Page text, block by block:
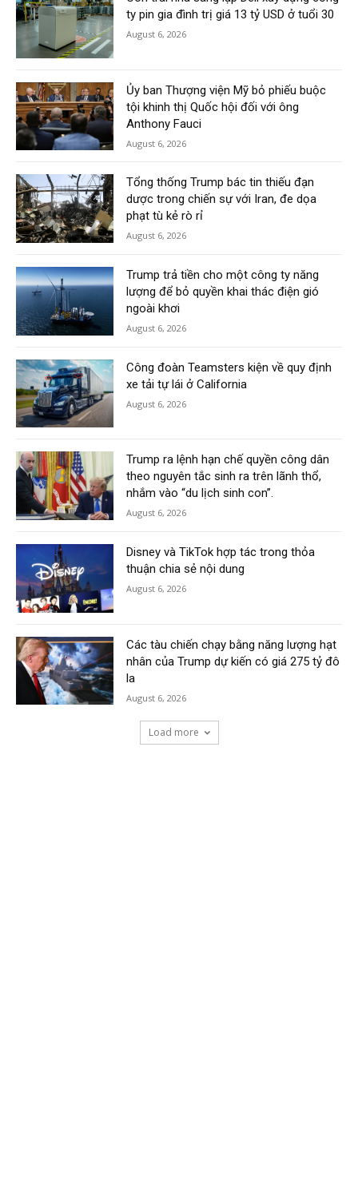
ty pin gia đình trị giá 13 tỷ USD ở tuổi 30
August 6, 2026
Ủy ban Thượng viện Mỹ bỏ phiếu buộc
tội khinh thị Quốc hội đối với ông
Anthony Fauci
August 6, 2026
Tổng thống Trump bác tin thiếu đạn
dược trong chiến sự với Iran, đe dọa
phạt tù kẻ rò rỉ
August 6, 2026
Trump trả tiền cho một công ty năng
lượng để bỏ quyền khai thác điện gió
ngoài khơi
August 6, 2026
Công đoàn Teamsters kiện về quy định
xe tải tự lái ở California
August 6, 2026
Trump ra lệnh hạn chế quyền công dân
theo nguyên tắc sinh ra trên lãnh thổ,
nhắm vào “du lịch sinh con”.
August 6, 2026
Disney và TikTok hợp tác trong thỏa
thuận chia sẻ nội dung
August 6, 2026
Các tàu chiến chạy bằng năng lượng hạt
nhân của Trump dự kiến có giá 275 tỷ đô
la
August 6, 2026
Load more